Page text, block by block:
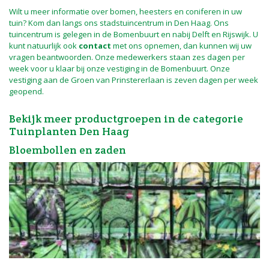
Wilt u meer informatie over bomen, heesters en coniferen in uw
tuin? Kom dan langs ons stadstuincentrum in Den Haag. Ons
tuincentrum is gelegen in de Bomenbuurt en nabij Delft en Rijswijk. U
kunt natuurlijk ook contact met ons opnemen, dan kunnen wij uw
vragen beantwoorden. Onze medewerkers staan zes dagen per
week voor u klaar bij onze vestiging in de Bomenbuurt. Onze
vestiging aan de Groen van Prinstererlaan is zeven dagen per week
geopend.
Bekijk meer productgroepen in de categorie
Tuinplanten Den Haag
Bloembollen en zaden